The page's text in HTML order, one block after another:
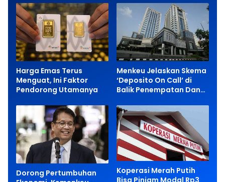
Harga Emas Terus
Menguat, Ini Faktor
Pendorong Utamanya
Menkeu Jelaskan Skema
‘Deposito On Call’ di
Balik Penempatan Dana
Dorong Pertumbuhan
Koperasi Merah Putih
Bisa Pinjam Modal Rp3